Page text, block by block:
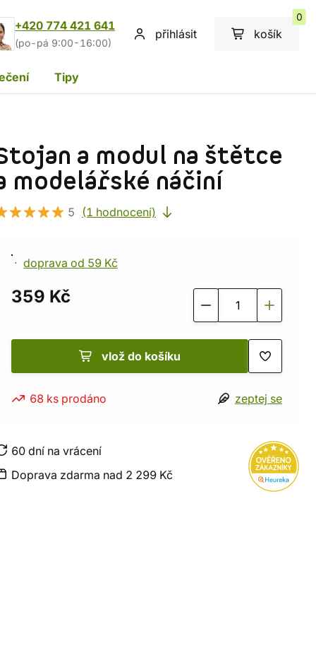
+420 774 421 641
(po-pá 9:00-16:00)
přihlásit košík
0
Tipy
a modul na štětce
modelářské náčiní
5 (1 hodnocení)
doprava od 59 Kč
359 Kč
vlož do košíku
68 ks prodáno zeptej se
60 dní na vrácení
Doprava zdarma nad 2 299 Kč